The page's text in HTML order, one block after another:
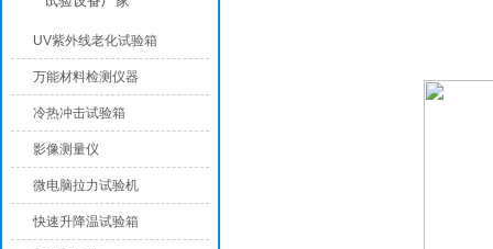
UV紫外线老化试验箱
万能材料检测仪器
冷热冲击试验箱
影像测量仪
微电脑拉力试验机
快速升降温试验箱